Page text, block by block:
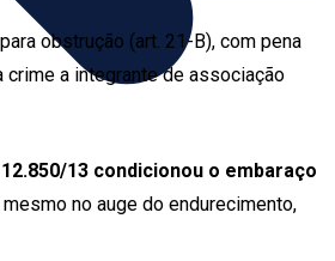
obstrução (art. 21-B), com pena
a integrante de associação
13 condicionou o embaraço
no auge do endurecimento,